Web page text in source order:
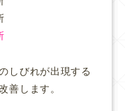
しびれが出現する
善します。